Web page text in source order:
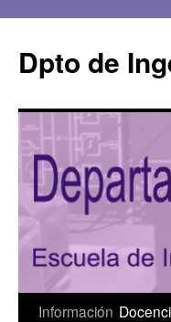
contenido
Dpto de
Información